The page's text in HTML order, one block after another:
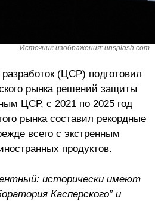
Источник изображения: unsplash.com
разработок (ЦСР) подготовил
рынка решений защиты
ЦСР, с 2021 по 2025 год
рынка составил рекордные
всего с экстренным
продуктов.
исторически имеют
Касперского” и